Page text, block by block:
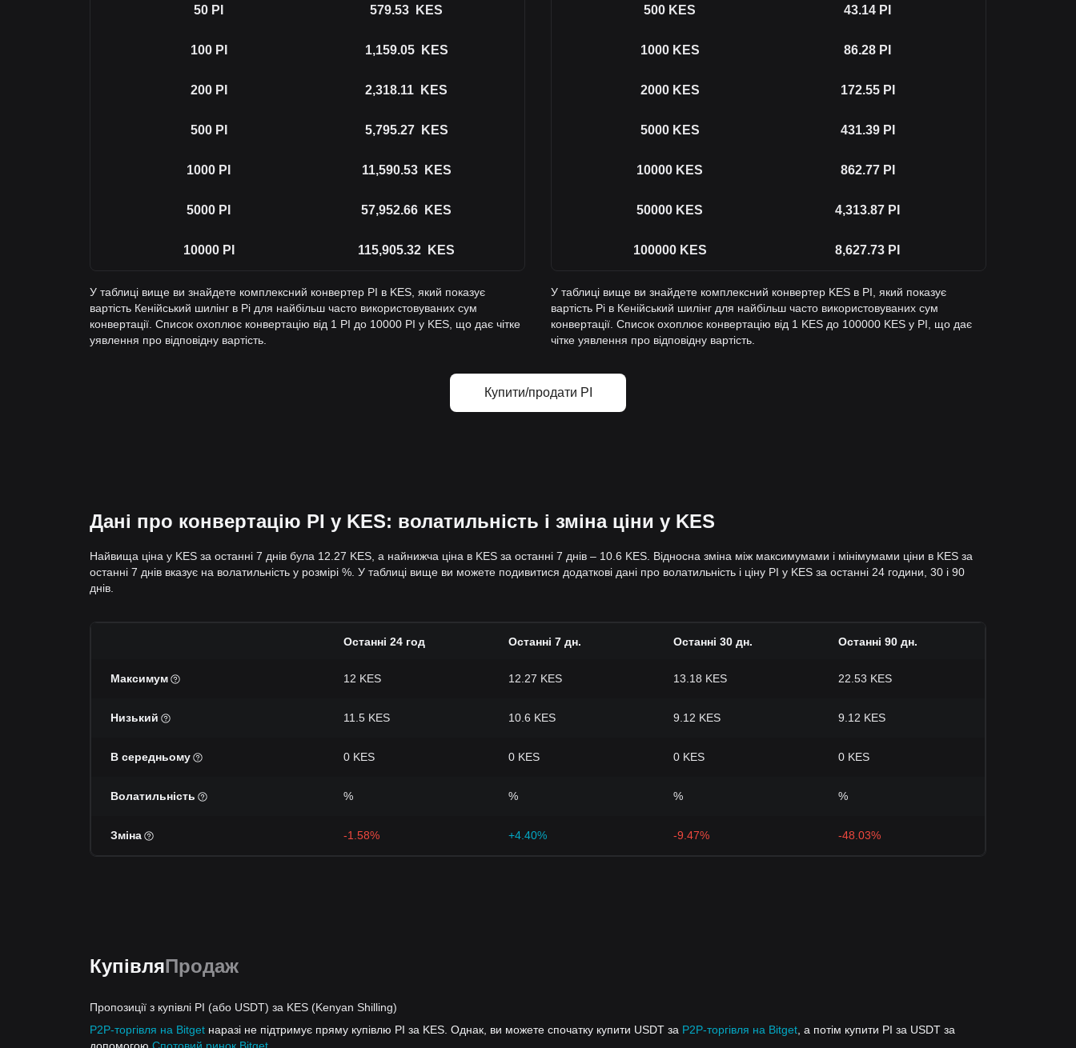
50 PI 579.53 KES
100 PI 1,159.05 KES
200 PI 2,318.11 KES
500 PI 5,795.27 KES
1000 PI 11,590.53 KES
5000 PI 57,952.66 KES
10000 PI 115,905.32 KES
У таблиці вище ви знайдете комплексний конвертер PI в KES, який показує
вартість Кенійський шилінг в Pi для найбільш часто використовуваних сум
конвертації. Список охоплює конвертацію від 1 PI до 10000 PI у KES, що дає чітке
уявлення про відповідну вартість.
500 KES 43.14 PI
1000 KES 86.28 PI
2000 KES 172.55 PI
5000 KES 431.39 PI
10000 KES 862.77 PI
50000 KES 4,313.87 PI
100000 KES 8,627.73 PI
У таблиці вище ви знайдете комплексний конвертер KES в PI, який показує
вартість Pi в Кенійський шилінг для найбільш часто використовуваних сум
конвертації. Список охоплює конвертацію від 1 KES до 100000 KES у PI, що дає
чітке уявлення про відповідну вартість.
Купити/продати PI
Дані про конвертацію PI у KES: волатильність і зміна ціни у KES
Найвища ціна у KES за останні 7 днів була 12.27 KES, а найнижча ціна в KES за останні 7 днів – 10.6 KES. Відносна зміна між максимумами і мінімумами ціни в KES за
останні 7 днів вказує на волатильність у розмірі %. У таблиці вище ви можете подивитися додаткові дані про волатильність і ціну PI у KES за останні 24 години, 30 і 90
днів.
Останні 24 год Останні 7 дн. Останні 30 дн. Останні 90 дн.
Максимум 12 KES 12.27 KES 13.18 KES 22.53 KES
Низький 11.5 KES 10.6 KES 9.12 KES 9.12 KES
В середньому 0 KES 0 KES 0 KES 0 KES
Волатильність % % % %
Зміна -1.58% +4.40% -9.47% -48.03%
КупівляПродаж
Пропозиції з купівлі PI (або USDT) за KES (Kenyan Shilling)
P2P-торгівля на Bitget наразі не підтримує пряму купівлю PI за KES. Однак, ви можете спочатку купити USDT за P2P-торгівля на Bitget , а потім купити PI за USDT за